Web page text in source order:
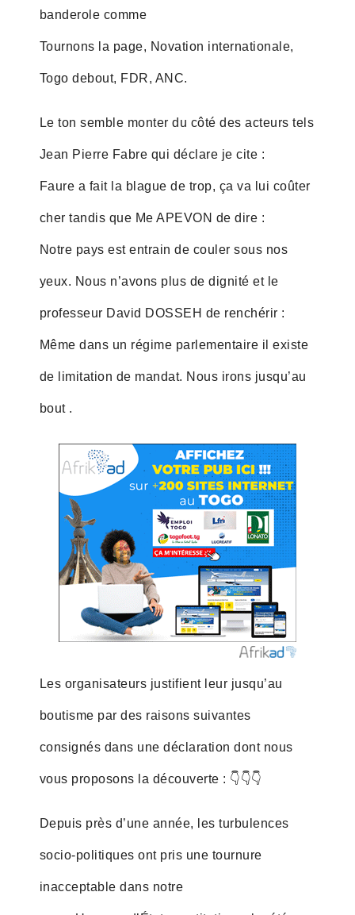
banderole comme
Tournons la page, Novation internationale,
Togo debout, FDR, ANC.
Le ton semble monter du côté des acteurs tels
Jean Pierre Fabre qui déclare je cite :
Faure a fait la blague de trop, ça va lui coûter
cher tandis que Me APEVON de dire :
Notre pays est entrain de couler sous nos
yeux. Nous n’avons plus de dignité et le
professeur David DOSSEH de renchérir :
Même dans un régime parlementaire il existe
de limitation de mandat. Nous irons jusqu’au
bout .
Les organisateurs justifient leur jusqu’au
boutisme par des raisons suivantes
consignés dans une déclaration dont nous
vous proposons la découverte : 👇👇👇
Depuis près d’une année, les turbulences
socio-politiques ont pris une tournure
inacceptable dans notre